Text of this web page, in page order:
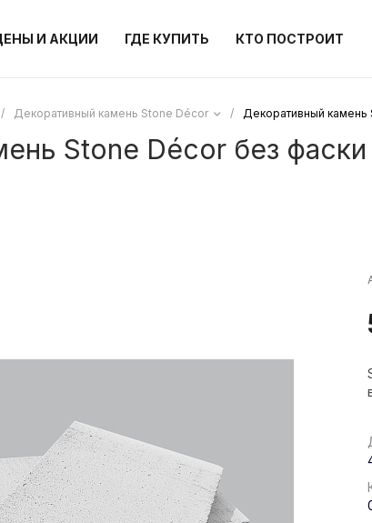
И АКЦИИ ГДЕ КУПИТЬ КТО ПОСТРОИТ
/ Декоративный камень Stone Décor / Декоративный камень
Stone Décor без фаски